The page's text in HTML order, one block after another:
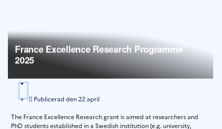
France Excellence Research Programme
2025
Publicerad den 22 april
The France Excellence Research grant is aimed at researchers and
PhD students established in a Swedish institution (e.g. university,